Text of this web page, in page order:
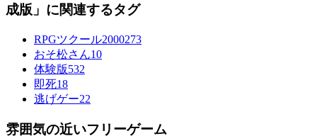
成版」に関連するタグ
RPGツクール2000273
おそ松さん10
体験版532
即死18
逃げゲー22
雰囲気の近いフリーゲーム